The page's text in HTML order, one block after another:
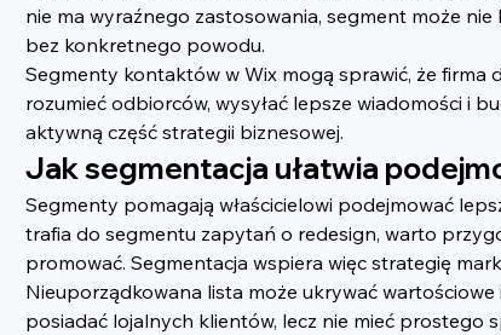
nie ma wyraźnego zastosowania, segment może
bez konkretnego powodu.
Segmenty kontaktów w Wix mogą sprawić, że firma
rozumieć odbiorców, wysyłać lepsze wiadomości i
aktywną część strategii biznesowej.
Jak segmentacja ułatwia
Segmenty pomagają właścicielowi podejmować
trafia do segmentu zapytań o redesign, warto
promować. Segmentacja wspiera więc strategię
Nieuporządkowana lista może ukrywać
posiadać lojalnych klientów, lecz nie mieć prostego